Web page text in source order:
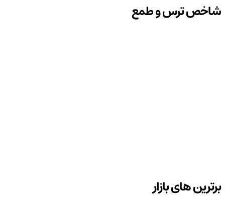
شاخص ترس و طمع
برترین های بازار